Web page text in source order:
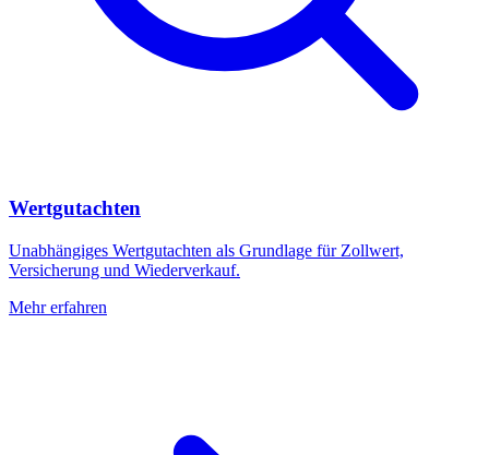
Wertgutachten
Unabhängiges Wertgutachten als Grundlage für Zollwert,
Versicherung und Wiederverkauf.
Mehr erfahren